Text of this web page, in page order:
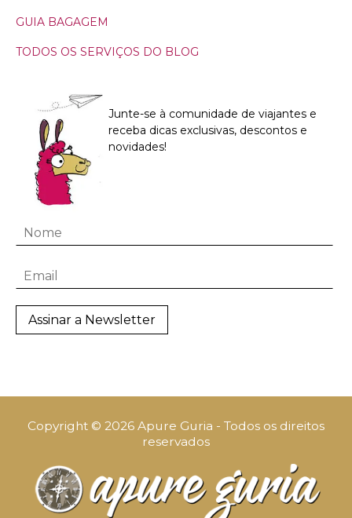
GUIA BAGAGEM
TODOS OS SERVIÇOS DO BLOG
Junte-se à comunidade de viajantes e
receba dicas exclusivas, descontos e
novidades!
Copyright © 2026 Apure Guria - Todos os direitos
reservados